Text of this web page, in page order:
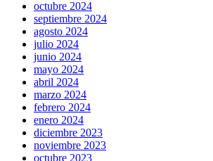
octubre 2024
septiembre 2024
agosto 2024
julio 2024
junio 2024
mayo 2024
abril 2024
marzo 2024
febrero 2024
enero 2024
diciembre 2023
noviembre 2023
octubre 2023